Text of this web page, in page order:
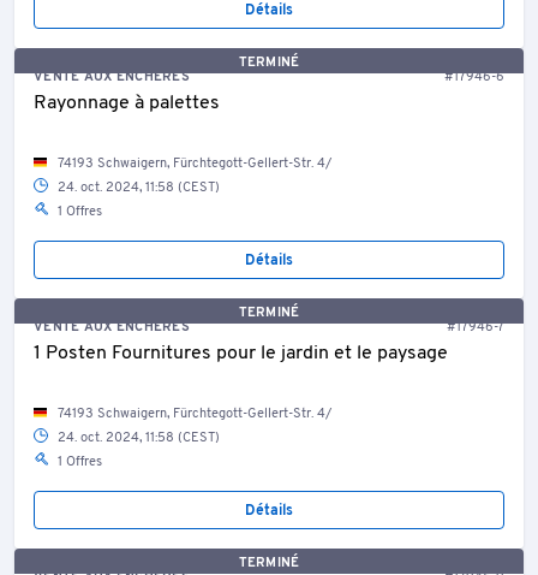
Détails
TERMINÉ
VENTE AUX ENCHÈRES
#17946-6
Rayonnage à palettes
74193 Schwaigern, Fürchtegott-Gellert-Str. 4/
24. oct. 2024, 11:58 (CEST)
1 Offres
Détails
TERMINÉ
VENTE AUX ENCHÈRES
#17946-7
1 Posten Fournitures pour le jardin et le paysage
74193 Schwaigern, Fürchtegott-Gellert-Str. 4/
24. oct. 2024, 11:58 (CEST)
1 Offres
Détails
TERMINÉ